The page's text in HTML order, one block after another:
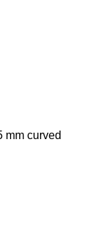
mm curved